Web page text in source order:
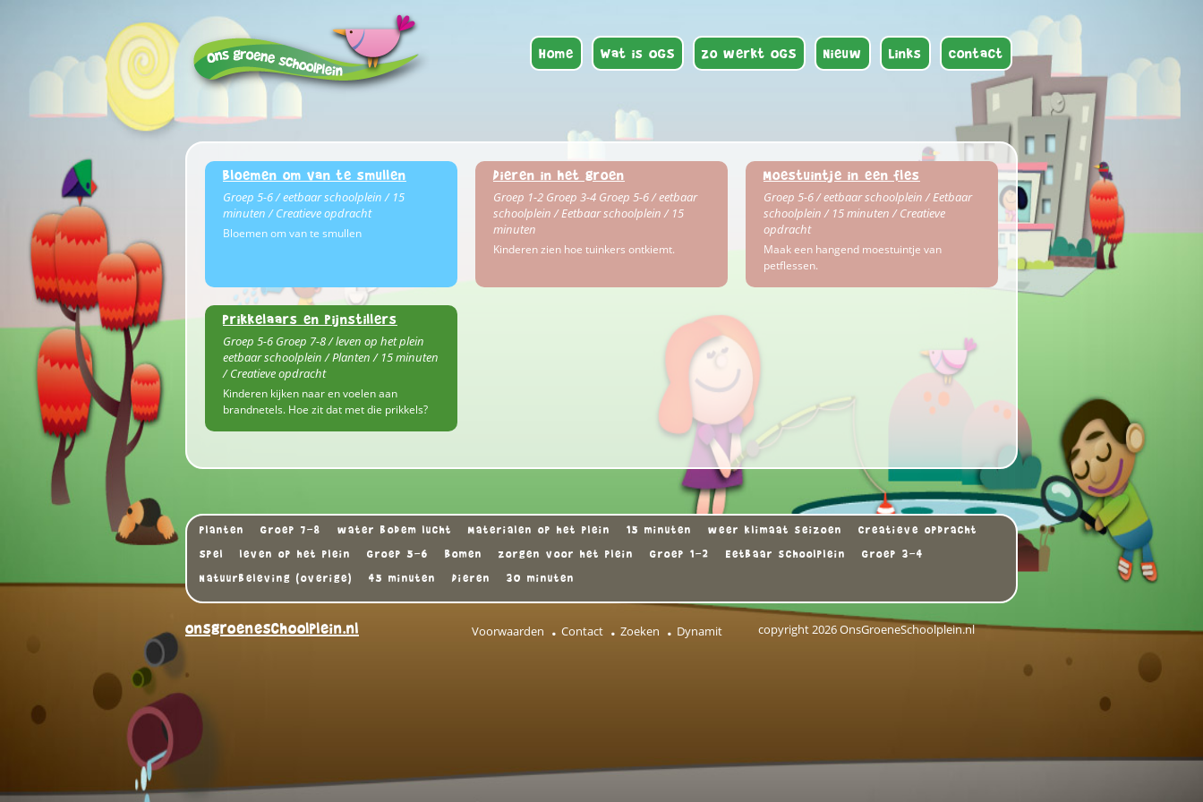
Home Wat is OGS Zo werkt OGS Nieuw Links Contact
Bloemen om van te smullen
Groep 5-6 / eetbaar schoolplein / 15
minuten / Creatieve opdracht
Bloemen om van te smullen
Dieren in het groen
Groep 1-2 Groep 3-4 Groep 5-6 / eetbaar
schoolplein / Eetbaar schoolplein / 15
minuten
Kinderen zien hoe tuinkers ontkiemt.
Moestuintje in een fles
Groep 5-6 / eetbaar schoolplein / Eetbaar
schoolplein / 15 minuten / Creatieve
opdracht
Maak een hangend moestuintje van
petflessen.
Prikkelaars en pijnstillers
Groep 5-6 Groep 7-8 / leven op het plein
eetbaar schoolplein / Planten / 15 minuten
/ Creatieve opdracht
Kinderen kijken naar en voelen aan
brandnetels. Hoe zit dat met die prikkels?
Planten Groep 7-8 water bodem lucht Materialen op het plein 15 minuten weer klimaat seizoen
Creatieve opdracht
Spel
leven op het plein Groep 5-6 Bomen zorgen voor het plein Groep 1-2 Eetbaar schoolplein
Groep 3-4
Natuurbeleving (overige)
45 minuten Dieren 30 minuten
onsgroeneschoolplein.nl Voorwaarden Contact Zoeken Dynamit copyright 2026 OnsGroeneSchoolplein.nl